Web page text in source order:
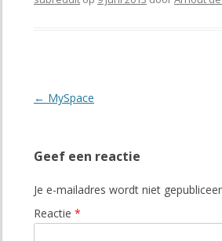
Berichtnavigatie
← MySpace
Geef een reactie
Je e-mailadres wordt niet
Reactie *